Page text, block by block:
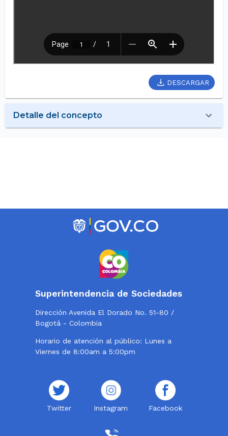
DESCARGAR
Detalle del concepto
Superintendencia de Sociedades
Dirección Avenida El Dorado No. 51-80 /
Bogotá - Colombia
Horario de atención al público: Lunes a
Viernes de 8:00am a 5:00pm
Twitter Instagram Facebook